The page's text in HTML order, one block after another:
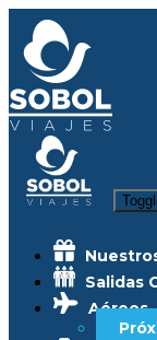
Salidas
Aéreos